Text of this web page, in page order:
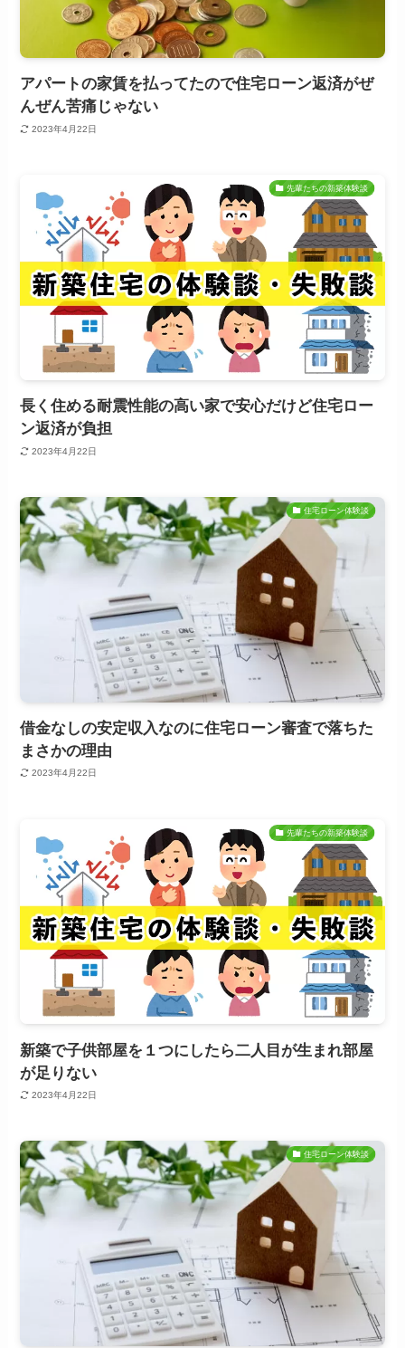
アパートの家賃を払ってたので住宅ローン返済がぜ
んぜん苦痛じゃない
2023年4月22日
先輩たちの新築体験談
長く住める耐震性能の高い家で安心だけど住宅ロー
ン返済が負担
2023年4月22日
住宅ローン体験談
借金なしの安定収入なのに住宅ローン審査で落ちた
まさかの理由
2023年4月22日
先輩たちの新築体験談
新築で子供部屋を１つにしたら二人目が生まれ部屋
が足りない
2023年4月22日
住宅ローン体験談